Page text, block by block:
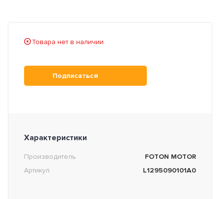
Товара нет в наличии
Подписаться
Характеристики
Производитель
FOTON MOTOR
Артикул
L1295090101A0